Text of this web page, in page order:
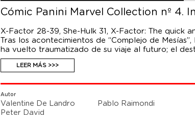
Cómic Panini Marvel Collection nº 4.
X-Factor 28-39, She-Hulk 31, X-Factor: The quick
Tras los acontecimientos de “Complejo de
ha vuelto traumatizado de su viaje al futuro; el
debe dejar el grupo para unirse a X-Force... pero
porque la Invasión Skrull supone su siguiente
LEER MÁS >>>
Autor
Valentine De Landro Pablo Raimondi
Peter David